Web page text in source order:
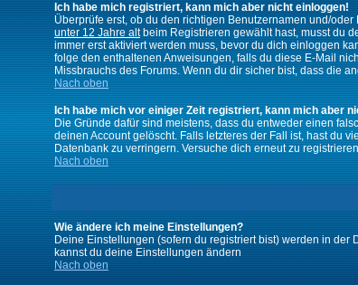
Ich habe mich registriert, kann mich aber nicht einloggen!
Überprüfe erst, ob du den richtigen Benutzernamen und/
unter 12 Jahre altbeim Registrieren gewählt hast, musst du
immer erst aktiviert werden muss, bevor du dich einloggen
folge den enthaltenen Anweisungen, falls du diese E-Mail
Missbrauchs des Forums. Wenn du dir sicher bist, dass die
Nach oben
Ich habe mich vor einiger Zeit registriert, kann mich aber
Die Gründe dafür sind meistens, dass du entweder einen
deinen Account gelöscht. Falls letzteres der Fall ist, hast du
Datenbank zu verringern. Versuche dich erneut zu
Nach oben
Wie ändere ich meine Einstellungen?
Deine Einstellungen (sofern du registriert bist) werden in der
kannst du deine Einstellungen ändern
Nach oben